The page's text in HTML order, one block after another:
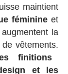
maintient
féminine et
la
vêtements.
finitions
et les